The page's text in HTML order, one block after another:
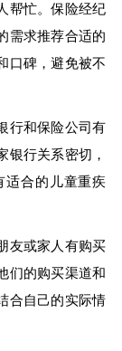
帮忙。保险经纪
需求推荐合适的
口碑，避免被不
行和保险公司有
银行关系密切，
适合的儿童重疾
友或家人有购买
们的购买渠道和
合自己的实际情